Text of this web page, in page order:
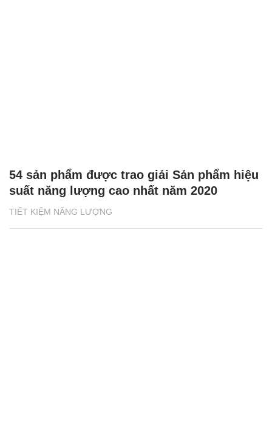
TIẾT KIỆM NĂNG LƯỢNG
54 sản phẩm được trao giải Sản phẩm hiệu
suất năng lượng cao nhất năm 2020